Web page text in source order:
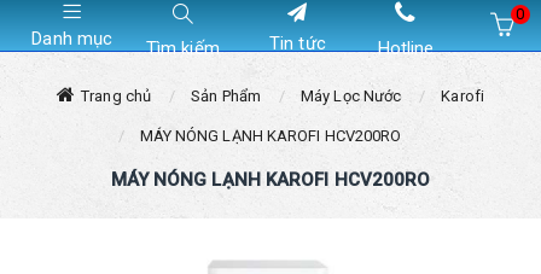
Danh mục Tìm kiếm Tin tức Hotline
0
Trang chủ Sản Phẩm Máy Lọc Nước Karofi
MÁY NÓNG LẠNH KAROFI HCV200RO
MÁY NÓNG LẠNH KAROFI HCV200RO